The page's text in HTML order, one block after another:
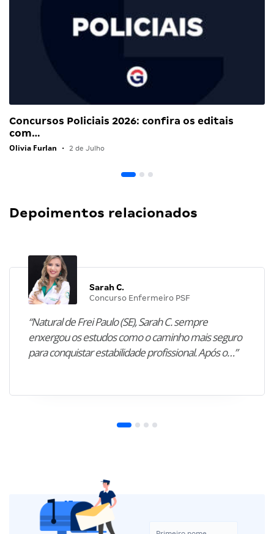
Concursos Policiais 2026: confira os editais
com…
Olivia Furlan • 2 de Julho
Depoimentos relacionados
Sarah C.
Concurso Enfermeiro PSF
“Natural de Frei Paulo (SE), Sarah C. sempre
enxergou os estudos como o caminho mais seguro
para conquistar estabilidade profissional. Após o…”